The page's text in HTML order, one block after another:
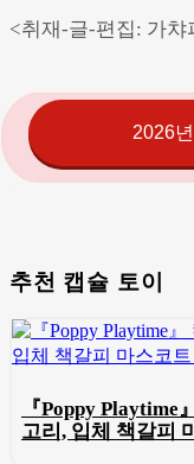
<취재-글-편집: 가챠
2026
추천 캡슐 토이
『Poppy Playtime
고리, 입체 책갈피